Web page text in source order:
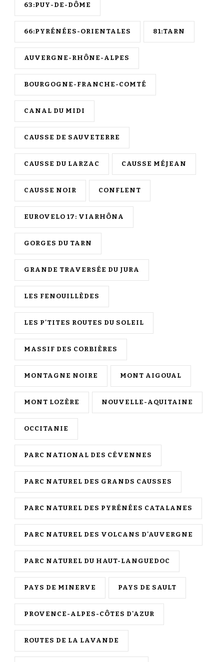
63:PUY-DE-DÔME
66:PYRÉNÉES-ORIENTALES 81:TARN
AUVERGNE-RHÔNE-ALPES
BOURGOGNE-FRANCHE-COMTÉ
CANAL DU MIDI
CAUSSE DE SAUVETERRE
CAUSSE DU LARZAC CAUSSE MÉJEAN
CAUSSE NOIR CONFLENT
EUROVELO 17: VIARHÔNA
GORGES DU TARN
GRANDE TRAVERSÉE DU JURA
LES FENOUILLÈDES
LES P'TITES ROUTES DU SOLEIL
MASSIF DES CORBIÈRES
MONTAGNE NOIRE MONT AIGOUAL
MONT LOZÈRE NOUVELLE-AQUITAINE
OCCITANIE
PARC NATIONAL DES CÉVENNES
PARC NATUREL DES GRANDS CAUSSES
PARC NATUREL DES PYRÉNÉES CATALANES
PARC NATUREL DES VOLCANS D'AUVERGNE
PARC NATUREL DU HAUT-LANGUEDOC
PAYS DE MINERVE PAYS DE SAULT
PROVENCE-ALPES-CÔTES D'AZUR
ROUTES DE LA LAVANDE